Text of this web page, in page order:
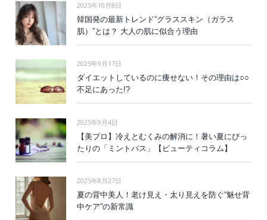
2025年10月8日
韓国発の最新トレンド“グラススキン（ガラス
肌）”とは？ 大人の肌に似合う理由
2025年9月17日
ダイエットしているのに痩せない！その理由は○○
不足にあった!?
2025年9月4日
【美プロ】冷えとむくみの解消に！暑い夏にぴっ
たりの「ミントバス」【ビューティコラム】
2025年8月27日
夏の背中美人！老け見え・太り見えを防ぐ“魅せ背
中ケア”の新常識